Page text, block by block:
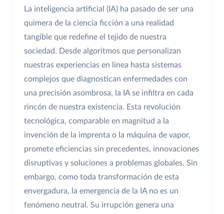
La inteligencia artificial (IA) ha pasado de ser una
quimera de la ciencia ficción a una realidad
tangible que redefine el tejido de nuestra
sociedad. Desde algoritmos que personalizan
nuestras experiencias en línea hasta sistemas
complejos que diagnostican enfermedades con
una precisión asombrosa, la IA se infiltra en cada
rincón de nuestra existencia. Esta revolución
tecnológica, comparable en magnitud a la
invención de la imprenta o la máquina de vapor,
promete eficiencias sin precedentes, innovaciones
disruptivas y soluciones a problemas globales. Sin
embargo, como toda transformación de esta
envergadura, la emergencia de la IA no es un
fenómeno neutral. Su irrupción genera una